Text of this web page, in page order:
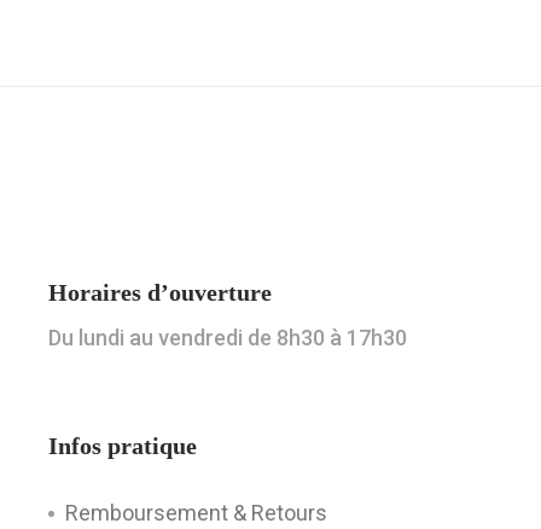
Horaires d’ouverture
Du lundi au vendredi de 8h30 à 17h30
Infos pratique
Remboursement & Retours